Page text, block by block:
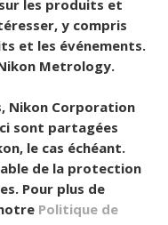
les produits et
y compris
et les événements.
Metrology.
Nikon Corporation
sont partagées
le cas échéant.
de la protection
Pour plus de
Politique de